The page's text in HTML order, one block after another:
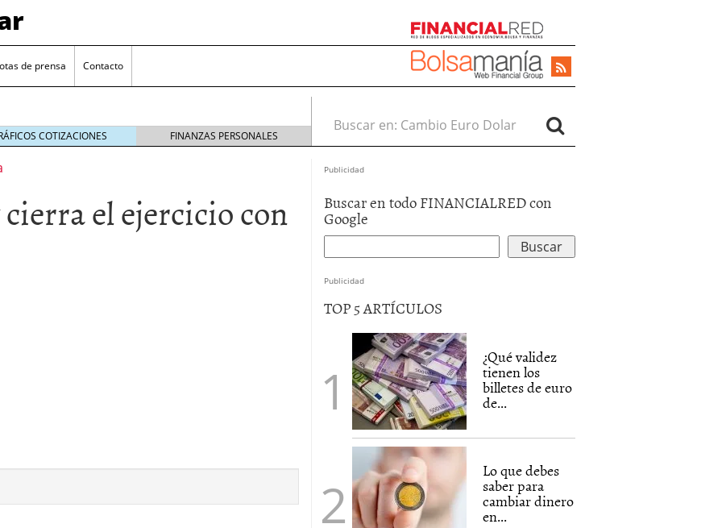
de prensa Contacto
cambio euro-dólar
próximos reportes de empleo de EE. UU. se
para el par EUR/USD
anual desde 2017 mientras analistas esperan
COTIZACIONES FINANZAS PERSONALES
Buscar en:
el ejercicio con
Publicidad
Buscar en todo FINANCIALRED con
Google
Publicidad
TOP 5 ARTÍCULOS
¿Qué validez
tienen los
billetes de euro
de...
Lo que debes
saber para
cambiar dinero
en...